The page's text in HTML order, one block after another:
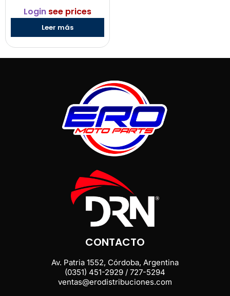
Login see prices
Leer más
CONTACTO
Av. Patria 1552, Córdoba, Argentina
(0351) 451-2929 / 727-5294
ventas@erodistribuciones.com